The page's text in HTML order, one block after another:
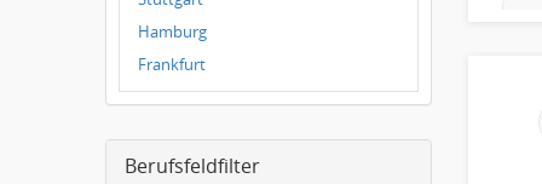
Hamburg
Frankfurt
Dresden
Leipzig
Berufsfeldfilter